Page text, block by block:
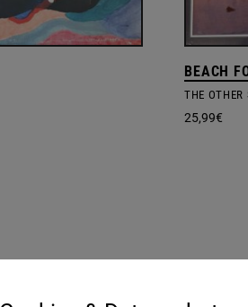
BEACH
THE OTHER
25,99€